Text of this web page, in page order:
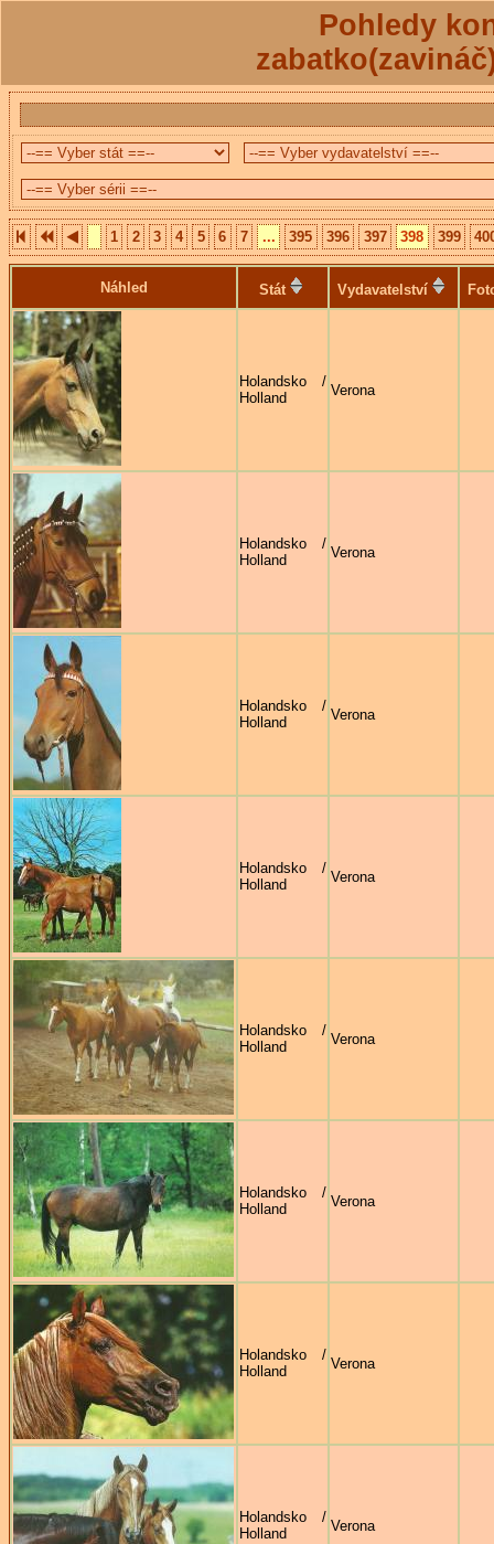
Pohledy
1 2 3 4 5 6 7 ... 395 396 397 398 399
Náhled Stát Vydavatelství
Holandsko /
Holland
Verona
Holandsko /
Holland
Verona
Holandsko /
Holland
Verona
Holandsko /
Holland
Verona
Holandsko /
Holland
Verona
Holandsko /
Holland
Verona
Holandsko /
Holland
Verona
Holandsko /
Holland
Verona